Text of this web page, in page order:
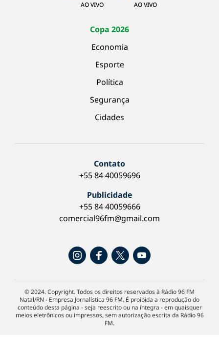
AO VIVO AO VIVO
Copa 2026
Economia
Esporte
Política
Segurança
Cidades
Contato
+55 84 40059696
Publicidade
+55 84 40059666
comercial96fm@gmail.com
© 2024. Copyright. Todos os direitos reservados à Rádio 96 FM
Natal/RN - Empresa Jornalística 96 FM. É proibida a reprodução do
conteúdo desta página - seja reescrito ou na íntegra - em quaisquer
meios eletrônicos ou impressos, sem autorização escrita da Rádio 96
FM.